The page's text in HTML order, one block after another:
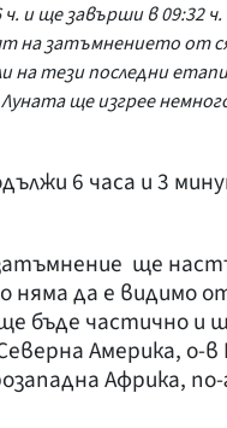
и ще завърши в 09:32
на затъмнението от
на тези последни
ще изгрее
6 часа и 3
ще
няма да е видимо
бъде частично и
Америка, о-
Африка,